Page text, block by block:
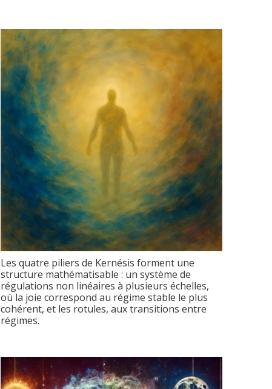
Les quatre piliers de Kernésis forment une
structure mathématisable : un système de
régulations non linéaires à plusieurs échelles,
où la joie correspond au régime stable le plus
cohérent, et les rotules, aux transitions entre
régimes.